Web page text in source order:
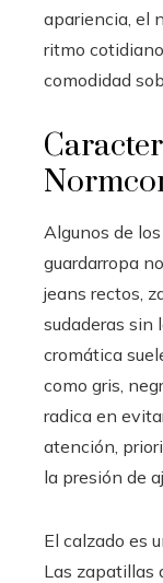
apariencia, el
ritmo
comodidad
Algunos de
guardarropa
jeans rectos,
sudaderas sin
cromática
como gris,
radica en
atención,
la presión de
El calzado es
Las zapatillas